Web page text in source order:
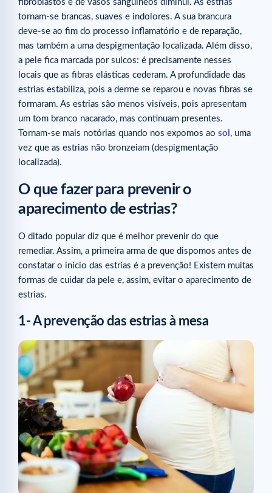
fibroblastos e de vasos sanguíneos diminui. As estrias
tornam-se brancas, suaves e indolores. A sua brancura
deve-se ao fim do processo inflamatório e de reparação,
mas também a uma despigmentação localizada. Além disso,
a pele fica marcada por sulcos: é precisamente nesses
locais que as fibras elásticas cederam. A profundidade das
estrias estabiliza, pois a derme se reparou e novas fibras se
formaram. As estrias são menos visíveis, pois apresentam
um tom branco nacarado, mas continuam presentes.
Tornam-se mais notórias quando nos expomos ao sol , uma
vez que as estrias não bronzeiam (despigmentação
localizada).
O que fazer para prevenir o
aparecimento de estrias?
O ditado popular diz que é melhor prevenir do que
remediar. Assim, a primeira arma de que dispomos antes de
constatar o início das estrias é a prevenção! Existem muitas
formas de cuidar da pele e, assim, evitar o aparecimento de
estrias.
1- A prevenção das estrias à mesa